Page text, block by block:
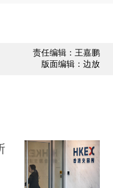
责任编辑：王嘉鹏
版面编辑：边放